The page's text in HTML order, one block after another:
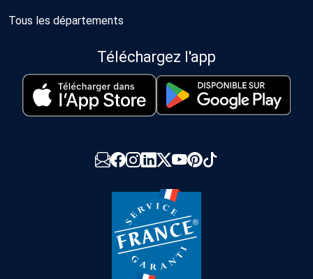
Tous les départements
Téléchargez l'app